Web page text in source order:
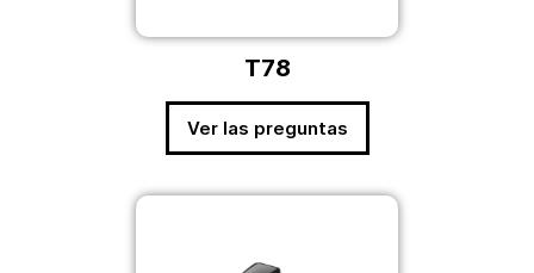
T78
Ver las preguntas